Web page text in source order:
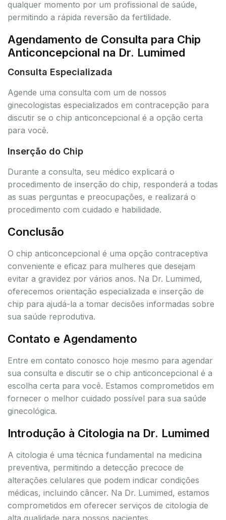
qualquer momento por um profissional de saúde,
permitindo a rápida reversão da fertilidade.
Agendamento de Consulta para Chip
Anticoncepcional na Dr. Lumimed
Consulta Especializada
Agende uma consulta com um de nossos
ginecologistas especializados em contracepção para
discutir se o chip anticoncepcional é a opção certa
para você.
Inserção do Chip
Durante a consulta, seu médico explicará o
procedimento de inserção do chip, responderá a todas
as suas perguntas e preocupações, e realizará o
procedimento com cuidado e habilidade.
Conclusão
O chip anticoncepcional é uma opção contraceptiva
conveniente e eficaz para mulheres que desejam
evitar a gravidez por vários anos. Na Dr. Lumimed,
oferecemos orientação especializada e inserção de
chip para ajudá-la a tomar decisões informadas sobre
sua saúde reprodutiva.
Contato e Agendamento
Entre em contato conosco hoje mesmo para agendar
sua consulta e discutir se o chip anticoncepcional é a
escolha certa para você. Estamos comprometidos em
fornecer o melhor cuidado possível para sua saúde
ginecológica.
Introdução à Citologia na Dr. Lumimed
A citologia é uma técnica fundamental na medicina
preventiva, permitindo a detecção precoce de
alterações celulares que podem indicar condições
médicas, incluindo câncer. Na Dr. Lumimed, estamos
comprometidos em oferecer serviços de citologia de
alta qualidade para nossos pacientes.